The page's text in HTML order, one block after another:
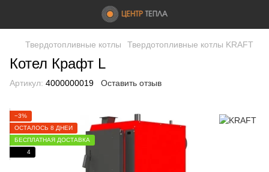
Твердотопливные котлы Твердотопливные котлы KRAFT
Котел Крафт L
Артикул: 4000000019 Оставить отзыв
−3%
ОСТАЛОСЬ 8 ДНЕЙ
БЕСПЛАТНАЯ ДОСТАВКА
4